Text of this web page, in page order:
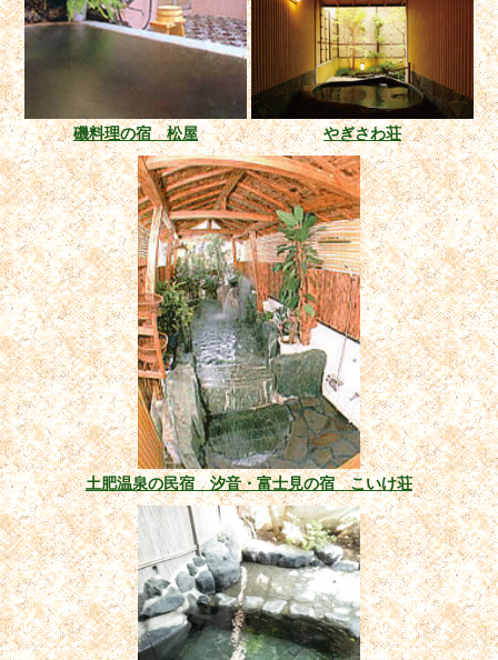
磯料理の宿 松屋 やぎさわ荘
土肥温泉の民宿 汐音・富士見の宿 こいけ荘